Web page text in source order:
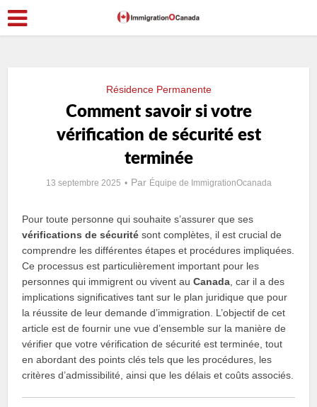
Résidence Permanente
Comment savoir si votre
vérification de sécurité est
terminée
13 septembre 2025 Par Équipe de ImmigrationOcanada
Pour toute personne qui souhaite s’assurer que ses
vérifications de sécurité sont complètes, il est crucial de
comprendre les différentes étapes et procédures impliquées.
Ce processus est particulièrement important pour les
personnes qui immigrent ou vivent auCanada , car il a des
implications significatives tant sur le plan juridique que pour
la réussite de leur demande d’immigration. L’objectif de cet
article est de fournir une vue d’ensemble sur la manière de
vérifier que votre vérification de sécurité est terminée, tout
en abordant des points clés tels que les procédures, les
critères d’admissibilité, ainsi que les délais et coûts associés.